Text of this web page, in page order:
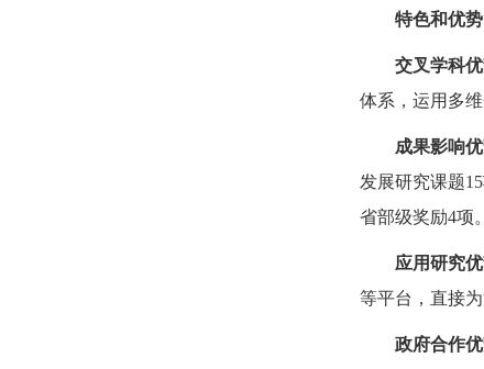
特色和优势
交叉学科优
体系，运用多
成果影响优
发展研究课题
省部级奖励4项。
应用研究优
等平台，直接
政府合作优